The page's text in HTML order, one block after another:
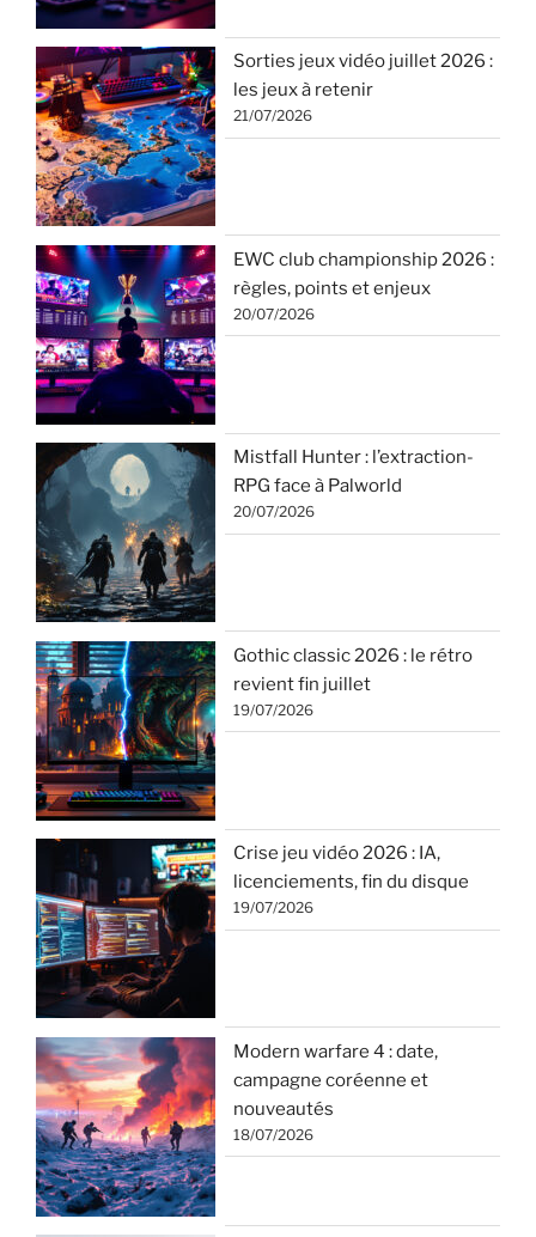
Sorties jeux vidéo juillet 2026 :
les jeux à retenir
21/07/2026
EWC club championship 2026 :
règles, points et enjeux
20/07/2026
Mistfall Hunter : l’extraction-
RPG face à Palworld
20/07/2026
Gothic classic 2026 : le rétro
revient fin juillet
19/07/2026
Crise jeu vidéo 2026 : IA,
licenciements, fin du disque
19/07/2026
Modern warfare 4 : date,
campagne coréenne et
nouveautés
18/07/2026